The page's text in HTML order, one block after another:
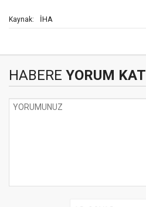
Kaynak: İHA
HABERE YORUM KAT